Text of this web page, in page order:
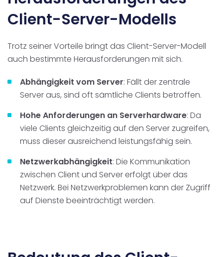
Client-Server-Modells
Trotz seiner Vorteile bringt das Client-Server-Modell
auch bestimmte Herausforderungen mit sich.
Abhängigkeit vom Server: Fällt der zentrale
Server aus, sind oft sämtliche Clients betroffen.
Hohe Anforderungen an Serverhardware: Da
viele Clients gleichzeitig auf den Server zugreifen,
muss dieser ausreichend leistungsfähig sein.
Netzwerkabhängigkeit: Die Kommunikation
zwischen Client und Server erfolgt über das
Netzwerk. Bei Netzwerkproblemen kann der Zugriff
auf Dienste beeinträchtigt werden.